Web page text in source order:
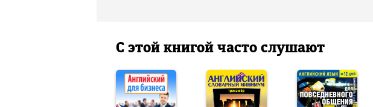
С этой книгой часто слушают